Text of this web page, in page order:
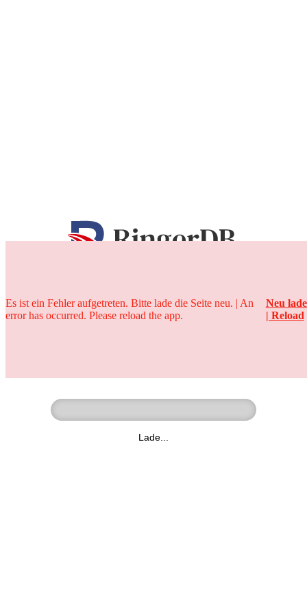
25 Jahre
Lade...
Es ist ein Fehler aufgetreten. Bitte lade die Seite neu. | An
error has occurred. Please reload the app.
Neu
| Reload